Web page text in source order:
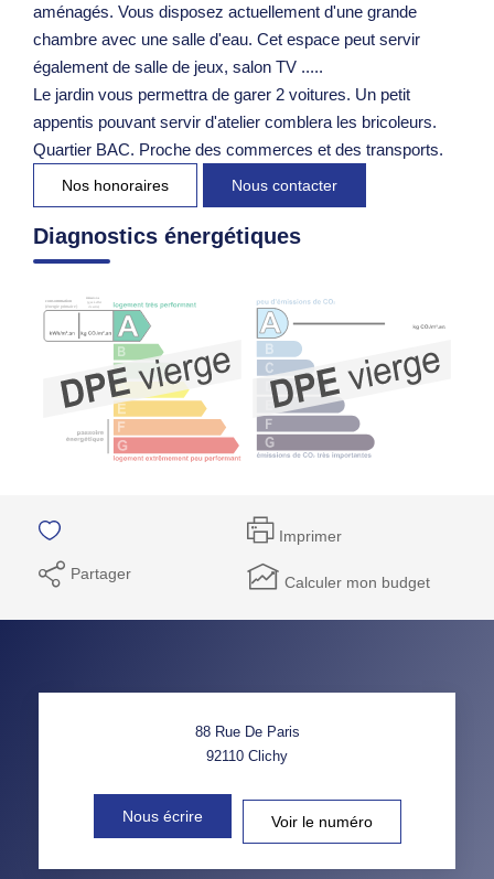
aménagés. Vous disposez actuellement d'une grande
chambre avec une salle d'eau. Cet espace peut servir
également de salle de jeux, salon TV .....
Le jardin vous permettra de garer 2 voitures. Un petit
appentis pouvant servir d'atelier comblera les bricoleurs.
Quartier BAC. Proche des commerces et des transports.
Nos honoraires Nous contacter
Diagnostics énergétiques
Imprimer
Partager Calculer mon budget
88 Rue De Paris
92110 Clichy
Nous écrire Voir le numéro